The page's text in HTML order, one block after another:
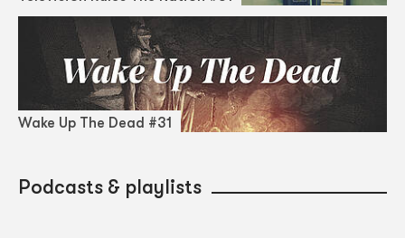
Wake Up The Dead #31
Podcasts & playlists